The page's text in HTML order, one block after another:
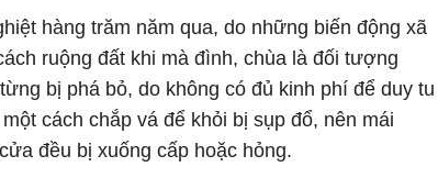
hàng trăm năm qua, do những biến động xã
ruộng đất khi mà đình, chùa là đối tượng
bị phá bỏ, do không có đủ kinh phí để duy tu
cách chắp vá để khỏi bị sụp đổ, nên mái
đều bị xuống cấp hoặc hỏng.